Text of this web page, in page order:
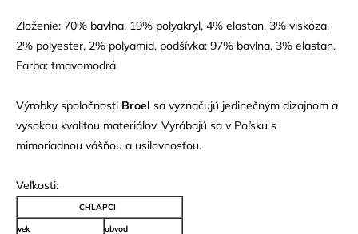
Zloženie: 70% bavlna, 19% polyakryl, 4% elastan, 3% viskóza,
2% polyester, 2% polyamid, podšívka: 97% bavlna, 3% elastan.
Farba: tmavomodrá
Výrobky spoločnosti Broel sa vyznačujú jedinečným dizajnom a
vysokou kvalitou materiálov. Vyrábajú sa v Poľsku s
mimoriadnou vášňou a usilovnosťou.
Veľkosti:
CHLAPCI
vek obvod